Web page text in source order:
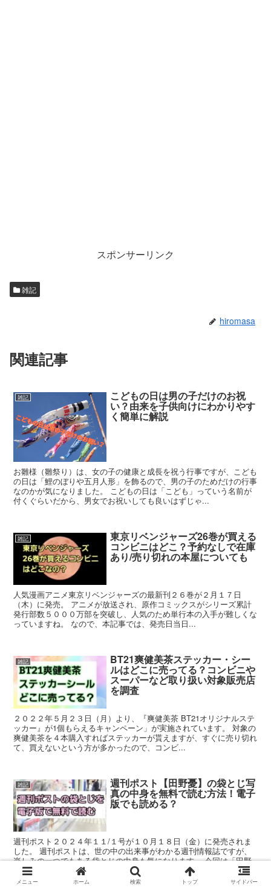
スポンサーリンク
雑記
hiromasa
関連記事
雑記 こどもの日は男の子だけのお祝
い？由来を子供向けにわかりやす
く簡単に解説
お雛様（雛祭り）は、女の子の健康と成長を祝う行事ですが、こども
の日は「鯉のぼりや五月人形」を飾るので、男の子のためだけの行事
なのかが気になりました。 こどもの日は「こども」っていう名前が
付くぐらいだから、男女でお祝いしても良いはずじゃ...
雑記 東京リベンジャーズ26巻が買える
コンビニはどこ？予約なしで在庫
あり/売り切れの本屋についても
人気漫画アニメ東京リベンジャーズの最新刊２６巻が２月１７日
（木）に発売。 アニメが放送され、原作コミックスがシリーズ累計
発行部数５０００万部を突破し、人気のため単行本の入手が難しくな
っていますね。 なので、本記事では、発売日当日...
雑記 BT21爽健美茶ステッカー・シー
ルはどこに売ってる？コンビニや
スーパーなど取り扱い対象販売店
を調査
２０２２年５月２３日（月）より、『爽健美茶 BT21オリジナルステ
ッカー』が1個もらえるキャンペーン」が実施されています。 対象の
爽健美茶を４本購入すればステッカーが貰えますが、すぐに売り切れ
て、買えないという方が多かったので、コンビ...
雑記 週刊ポスト【田野憂】の袋とじ写
真の中身を無料で読む方法！電子
版でも読める？
週刊ポスト２０２４年１１/１号が１０月１８日（金）に発売されま
した。 週刊ポストは、世の中の出来事がわかる週刊情報誌ですが、
楽しみの一つでもある袋とじの中身も気になります。 今回は「田野
憂」の袋とじ写真もあり、とても中身が気になりま...
メニュー ホーム 検索 トップ サイドバー